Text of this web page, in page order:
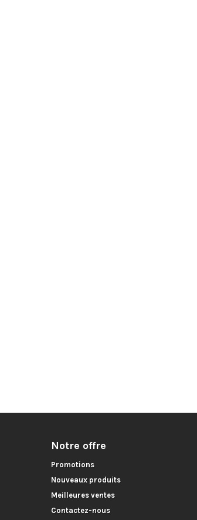
Notre offre
Promotions
Nouveaux produits
Meilleures ventes
Contactez-nous